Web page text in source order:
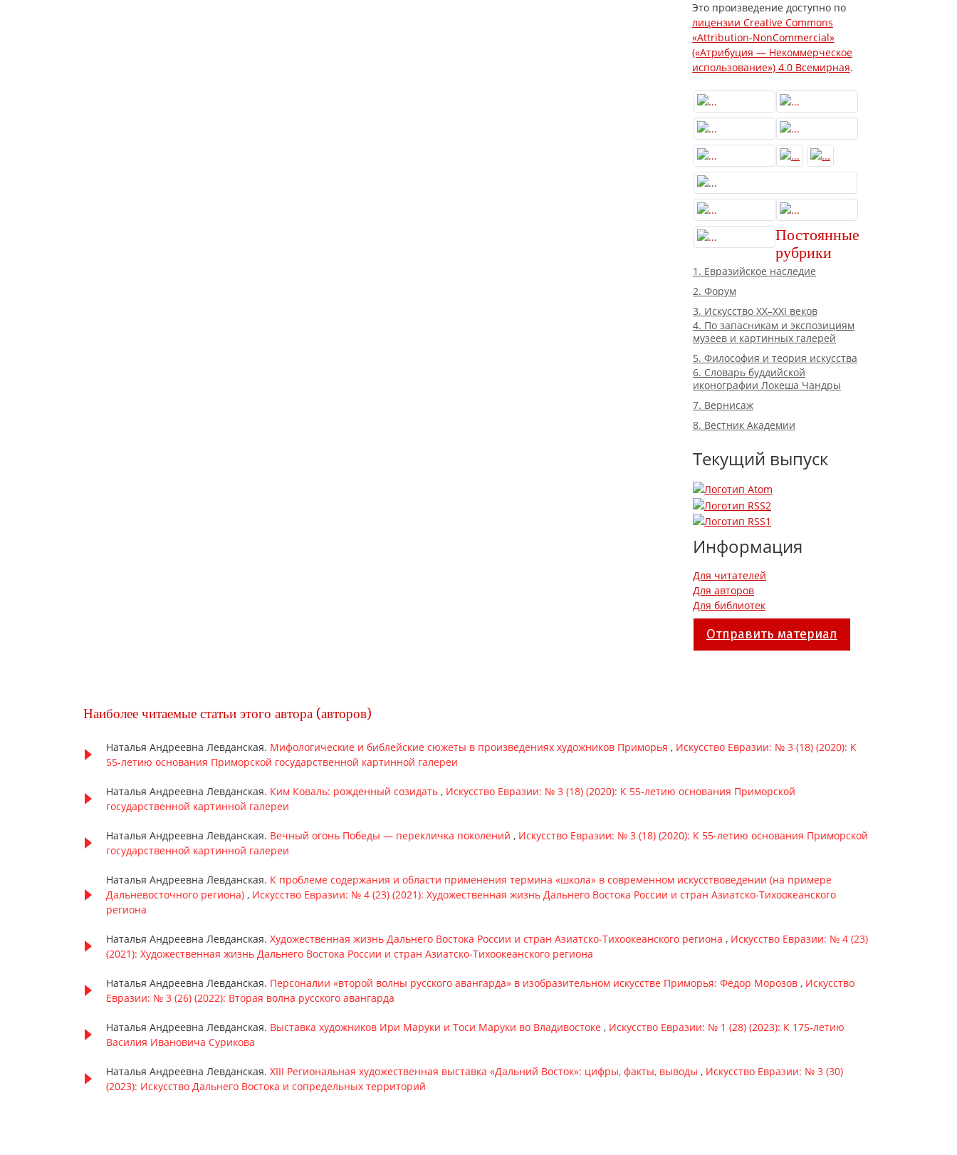
Это произведение доступно по
лицензии Creative Commons
«Attribution-NonCommercial»
(«Атрибуция — Некоммерческое
использование») 4.0 Всемирная.
Постоянные
рубрики
1. Евразийское наследие
2. Форум
3. Искусство XX–XXI веков
4. По запасникам и экспозициям
музеев и картинных галерей
5. Философия и теория искусства
6. Словарь буддийской
иконографии Локеша Чандры
7. Вернисаж
8. Вестник Академии
Текущий выпуск
Информация
Для читателей
Для авторов
Для библиотек
Отправить материал
Наиболее читаемые статьи этого автора (авторов)
Наталья Андреевна Левданская. Мифологические и библейские сюжеты в произведениях художников Приморья , Искусство Евразии: № 3 (18) (2020): К
55-летию основания Приморской государственной картинной галереи
Наталья Андреевна Левданская. Ким Коваль: рожденный созидать , Искусство Евразии: № 3 (18) (2020): К 55-летию основания Приморской
государственной картинной галереи
Наталья Андреевна Левданская. Вечный огонь Победы — перекличка поколений , Искусство Евразии: № 3 (18) (2020): К 55-летию основания Приморской
государственной картинной галереи
Наталья Андреевна Левданская. К проблеме содержания и области применения термина «школа» в современном искусствоведении (на примере
Дальневосточного региона) , Искусство Евразии: № 4 (23) (2021): Художественная жизнь Дальнего Востока России и стран Азиатско-Тихоокеанского
региона
Наталья Андреевна Левданская. Художественная жизнь Дальнего Востока России и стран Азиатско-Тихоокеанского региона , Искусство Евразии: № 4 (23)
(2021): Художественная жизнь Дальнего Востока России и стран Азиатско-Тихоокеанского региона
Наталья Андреевна Левданская. Персоналии «второй волны русского авангарда» в изобразительном искусстве Приморья: Фёдор Морозов , Искусство
Евразии: № 3 (26) (2022): Вторая волна русского авангарда
Наталья Андреевна Левданская. Выставка художников Ири Маруки и Тоси Маруки во Владивостоке , Искусство Евразии: № 1 (28) (2023): К 175-летию
Василия Ивановича Сурикова
Наталья Андреевна Левданская. XIII Региональная художественная выставка «Дальний Восток»: цифры, факты, выводы , Искусство Евразии: № 3 (30)
(2023): Искусство Дальнего Востока и сопредельных территорий